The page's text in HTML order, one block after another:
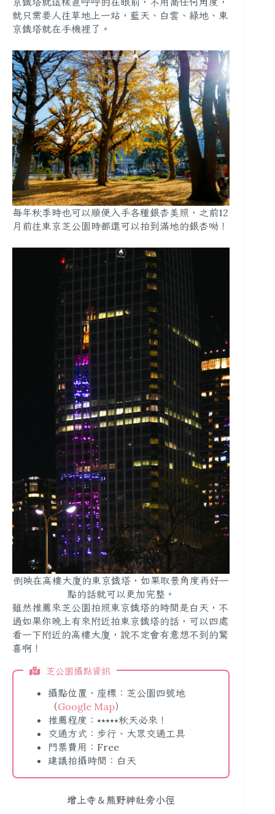
就只需要人往草地上一站，藍天、白雲、綠地、東
京鐵塔就在手機裡了。
每年秋季時也可以順便入手各種銀杏美照，之前12
月前往東京芝公園時都還可以拍到滿地的銀杏呦！
倒映在高樓大廈的東京鐵塔，如果取景角度再好一
點的話就可以更加完整。
雖然推薦來芝公園拍照東京鐵塔的時間是白天，不
過如果你晚上有來附近拍東京鐵塔的話，可以四處
看一下附近的高樓大廈，說不定會有意想不到的驚
喜啊！
芝公園攝點資訊
攝點位置、座標：芝公園四號地
（Google Map）
推薦程度：⭑⭑⭑⭑⭑秋天必來！
交通方式：步行、大眾交通工具
門票費用：Free
建議拍攝時間：白天
增上寺＆熊野神社旁小徑